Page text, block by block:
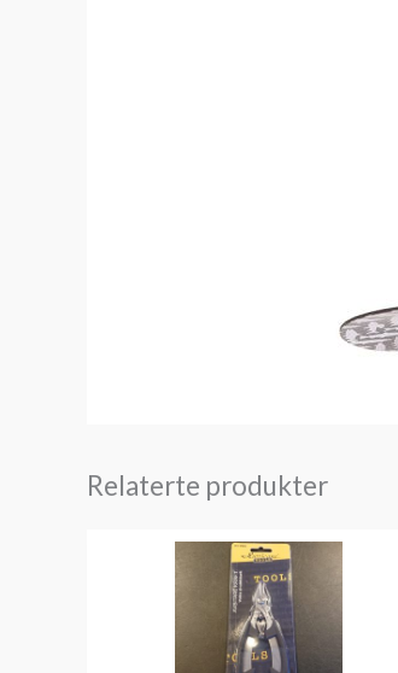
Relaterte produkter